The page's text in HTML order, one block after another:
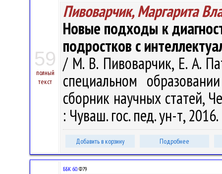
59
полный
текст
Пивоварчик, Маргарита
Новые подходы к
подростков с
/ М. В. Пивоварчик, Е. А.
специальном
сборник научных статей,
: Чуваш. гос. пед. ун-т,
Добавить в корзину Подробнее
ББК 60.Ф79